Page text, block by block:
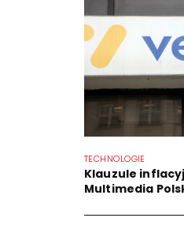
TECHNOLOGIE
Klauzule
Multimedia